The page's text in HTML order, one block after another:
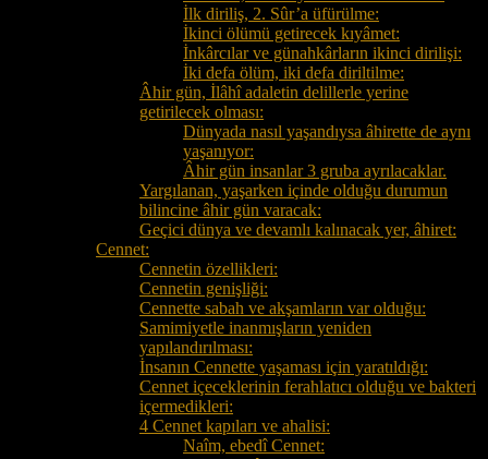
İlk diriliş, 2. Sûr’a üfürülme:
İkinci ölümü getirecek kıyâmet:
İnkârcılar ve günahkârların ikinci dirilişi:
İki defa ölüm, iki defa diriltilme:
Âhir gün, İlâhî adaletin delillerle yerine
getirilecek olması:
Dünyada nasıl yaşandıysa âhirette de aynı
yaşanıyor:
Âhir gün insanlar 3 gruba ayrılacaklar.
Yargılanan, yaşarken içinde olduğu durumun
bilincine âhir gün varacak:
Geçici dünya ve devamlı kalınacak yer, âhiret:
Cennet:
Cennetin özellikleri:
Cennetin genişliği:
Cennette sabah ve akşamların var olduğu:
Samimiyetle inanmışların yeniden
yapılandırılması:
İnsanın Cennette yaşaması için yaratıldığı:
Cennet içeceklerinin ferahlatıcı olduğu ve bakteri
içermedikleri:
4 Cennet kapıları ve ahalisi:
Naîm, ebedî Cennet: